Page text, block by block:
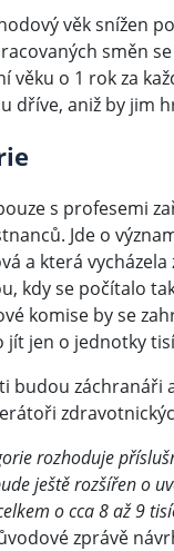
věk snížen
směn
věku o 1 rok za
dříve, aniž by jim
s profesemi
Jde o
a která
kdy se počítalo
komise by se
jít jen o jednotky
budou záchranáři
rozhoduje
ještě rozšířen o
o cca 8 až 9
zprávě